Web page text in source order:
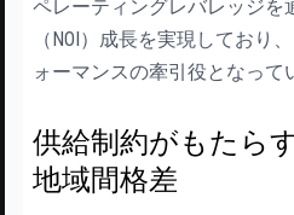
ペレーティングレバレッジを
（NOI）成長を実現しており
ォーマンスの牽引役となって
供給制約がもたら
地域間格差